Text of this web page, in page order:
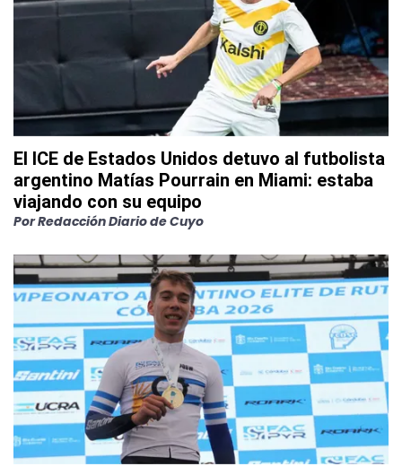
El ICE de Estados Unidos detuvo al futbolista
argentino Matías Pourrain en Miami: estaba
viajando con su equipo
PorRedacción Diario de Cuyo